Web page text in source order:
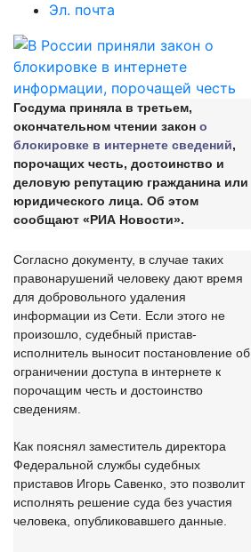
Эл. почта
Госдума приняла в третьем,
окончательном чтении закон о
блокировке в интернете сведений,
порочащих честь, достоинство и
деловую репутацию гражданина или
юридического лица. Об этом
сообщают «РИА Новости».
Согласно документу, в случае таких
правонарушений человеку дают время
для добровольного удаления
информации из Сети. Если этого не
произошло, судебный пристав-
исполнитель выносит постановление об
ограничении доступа в интернете к
порочащим честь и достоинство
сведениям.
Как пояснял заместитель директора
Федеральной службы судебных
приставов Игорь Савенко, это позволит
исполнять решение суда без участия
человека, опубликовавшего данные.